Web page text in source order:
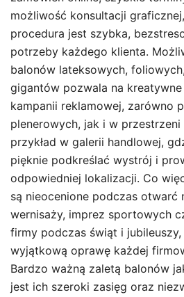
możliwość konsultacji
procedura jest szybka,
potrzeby każdego klienta.
balonów lateksowych,
gigantów pozwala na
kampanii reklamowej, zarówno
plenerowych, jak i w przestrzeni
przykład w galerii handlowej,
pięknie podkreślać wystrój i
odpowiedniej lokalizacji. Co
są nieocenione podczas otwarć
wernisaży, imprez sportowych
firmy podczas świąt i jubileuszy,
wyjątkową oprawę każdej
Bardzo ważną zaletą balonów
jest ich szeroki zasięg oraz